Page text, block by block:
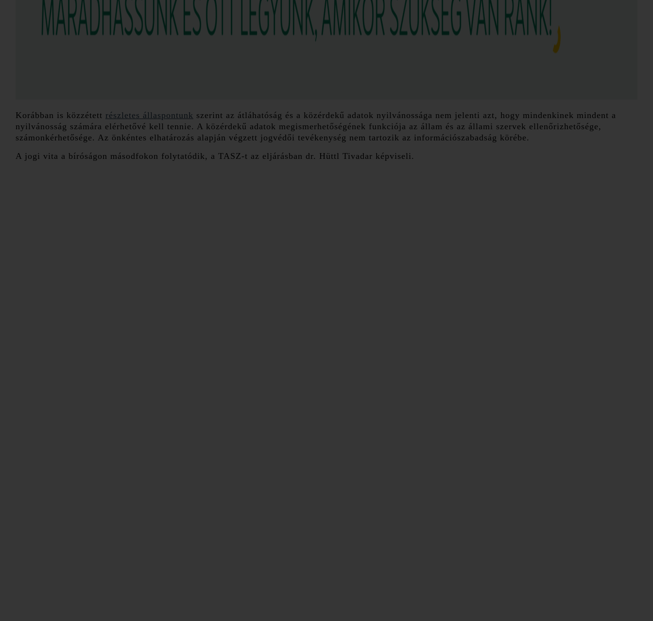
Korábban is közzétett részletes állaspontunk szerint az átláhatóság és a közérdekű adatok nyilvánossága nem jelenti azt, hogy mindenkinek mindent a
nyilvánosság számára elérhetővé kell tennie. A közérdekű adatok megismerhetőségének funkciója az állam és az állami szervek ellenőrizhetősége,
számonkérhetősége. Az önkéntes elhatározás alapján végzett jogvédői tevékenység nem tartozik az információszabadság körébe.
A jogi vita a bíróságon másodfokon folytatódik, a TASZ-t az eljárásban dr. Hüttl Tivadar képviseli.